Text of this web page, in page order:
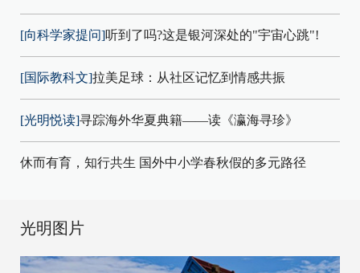
[向科学家提问]听到了吗?这是银河深处的"宇宙心跳"!
[国际教科文]拉美足球：从社区记忆到情感共振
[光明悦读]寻踪海外华夏典籍——读《瀛海寻珍》
休而有育，知行共生 国外中小学春秋假的多元路径
光明图片